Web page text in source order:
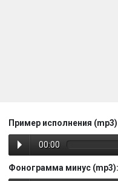
Пример исполнения
00:00
Фонограмма минус (mp3):